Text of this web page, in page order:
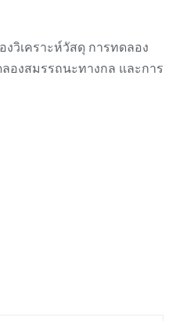
วิเคราะห์วัสดุ การทดลอง
องสมรรถนะทางกล และการ